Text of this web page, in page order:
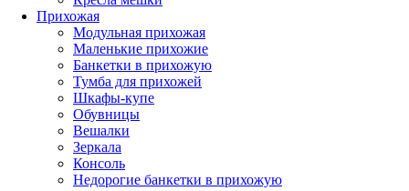
Прихожая
Модульная прихожая
Маленькие прихожие
Банкетки в прихожую
Тумба для прихожей
Шкафы-купе
Обувницы
Вешалки
Зеркала
Консоль
Недорогие банкетки в прихожую